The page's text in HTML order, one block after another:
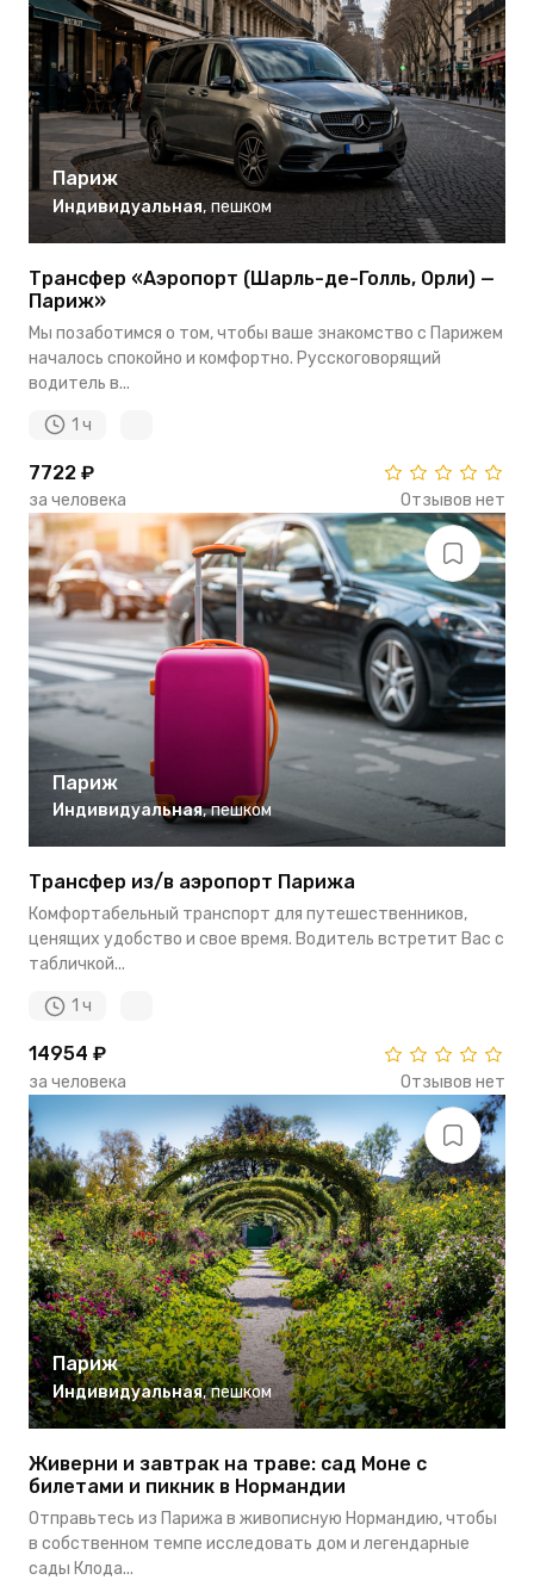
Париж
Индивидуальная, пешком
Трансфер «Аэропорт (Шарль-де-Голль, Орли) —
Париж»
Мы позаботимся о том, чтобы ваше знакомство с Парижем
началось спокойно и комфортно. Русскоговорящий
водитель в...
1 ч
7722 ₽
за человека Отзывов нет
Париж
Индивидуальная, пешком
Трансфер из/в аэропорт Парижа
Комфортабельный транспорт для путешественников,
ценящих удобство и свое время. Водитель встретит Вас с
табличкой...
1 ч
14954 ₽
за человека Отзывов нет
Париж
Индивидуальная, пешком
Живерни и завтрак на траве: сад Моне с
билетами и пикник в Нормандии
Отправьтесь из Парижа в живописную Нормандию, чтобы
в собственном темпе исследовать дом и легендарные
сады Клода...